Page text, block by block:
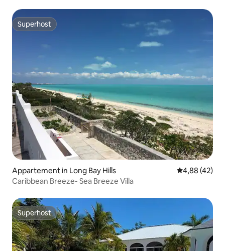
Superhost
Superhost
Appartement in Long Bay Hills Gemiddelde
4,88 (42)
Caribbean Breeze- Sea Breeze Villa
Superhost
Superhost